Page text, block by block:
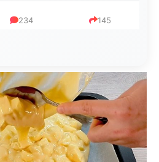
234 145